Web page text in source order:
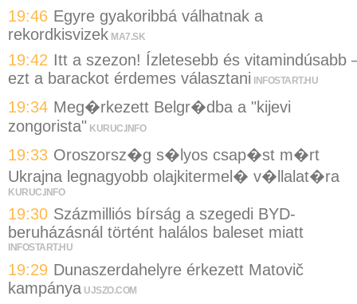
19:46 Egyre gyakoribbá válhatnak a
rekordkisvizek MA7.SK
19:42 Itt a szezon! Ízletesebb és vitamindúsabb
ezt a barackot érdemes választani
INFOSTART.HU
19:34 Meg�rkezett Belgr�dba a "kijevi
zongorista" KURUC.INFO
19:33 Oroszorsz�g s�lyos csap�st m�rt
Ukrajna legnagyobb olajkitermel� v�llalat�ra
KURUC.INFO
19:30 Százmilliós bírság a szegedi BYD-
beruházásnál történt halálos baleset miatt
INFOSTART.HU
19:29 Dunaszerdahelyre érkezett Matovič
kampánya UJSZO.COM